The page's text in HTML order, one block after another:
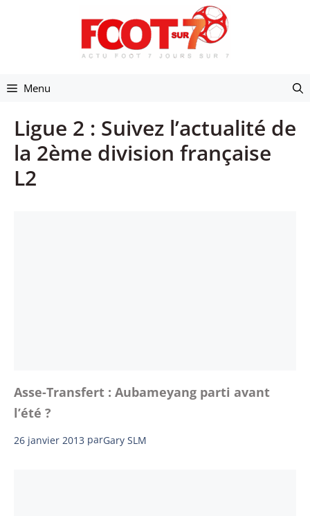
Menu
Ligue 2 : Suivez l’actualité de
la 2ème division française
L2
Asse-Transfert : Aubameyang parti avant
l’été ?
26 janvier 2013 parGary SLM